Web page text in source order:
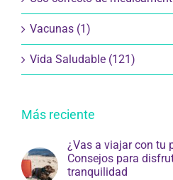
Vacunas (1)
Vida Saludable (121)
Más reciente
¿Vas a viajar con tu
Consejos para
tranquilidad